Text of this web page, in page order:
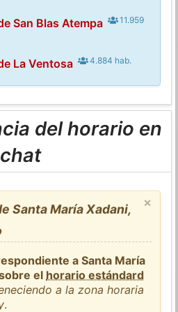
San Blas Atempa
11.959
La Ventosa 4.884 hab.
del horario en
×
Santa María Xadani,
a Santa María
el horario estándard
a la zona horaria
.